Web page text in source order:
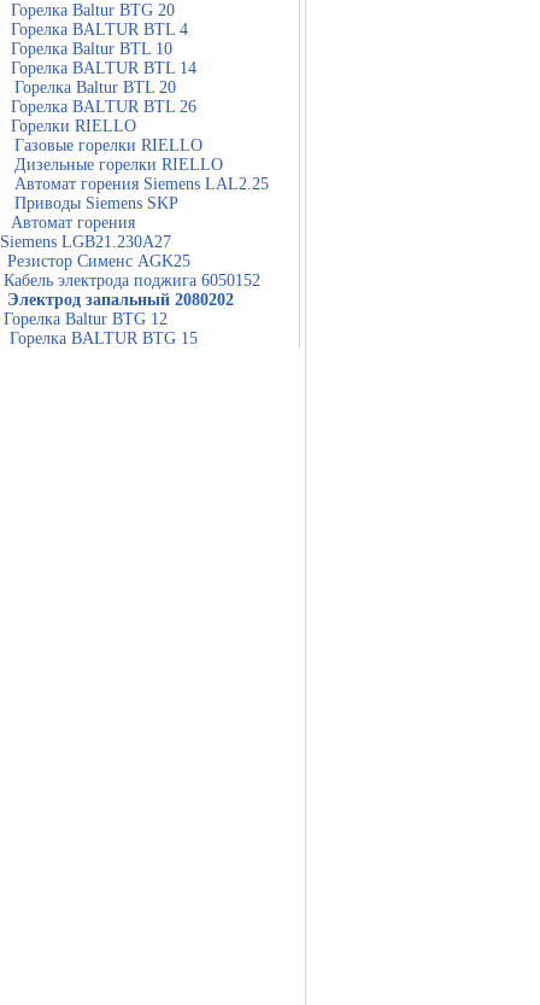
Горелка Baltur BTG 20
Горелка BALTUR BTL 4
Горелка Baltur BTL 10
Горелка BALTUR BTL 14
Горелка Baltur BTL 20
Горелка BALTUR BTL 26
Горелки RIELLO
Газовые горелки RIELLO
Дизельные горелки RIELLO
Автомат горения Siemens LAL2.25
Приводы Siemens SKP
Автомат горения
Siemens LGB21.230A27
Резистор Сименс AGK25
Кабель электрода поджига 6050152
Электрод запальный 2080202
Горелка Baltur BTG 12
Горелка BALTUR BTG 15